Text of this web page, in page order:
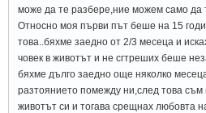
може да те разбере,ние можем само да
Относно моя първи път беше на 15
това..бяхме заедно от 2/3 месеца и
човек в животът и не сгтреших беше
бяхме дълго заедно още няколко
разтоянието помежду ни,след това
животът си и тогава срещнах любовта